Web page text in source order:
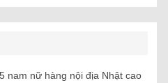
nam nữ hàng nội địa Nhật cao